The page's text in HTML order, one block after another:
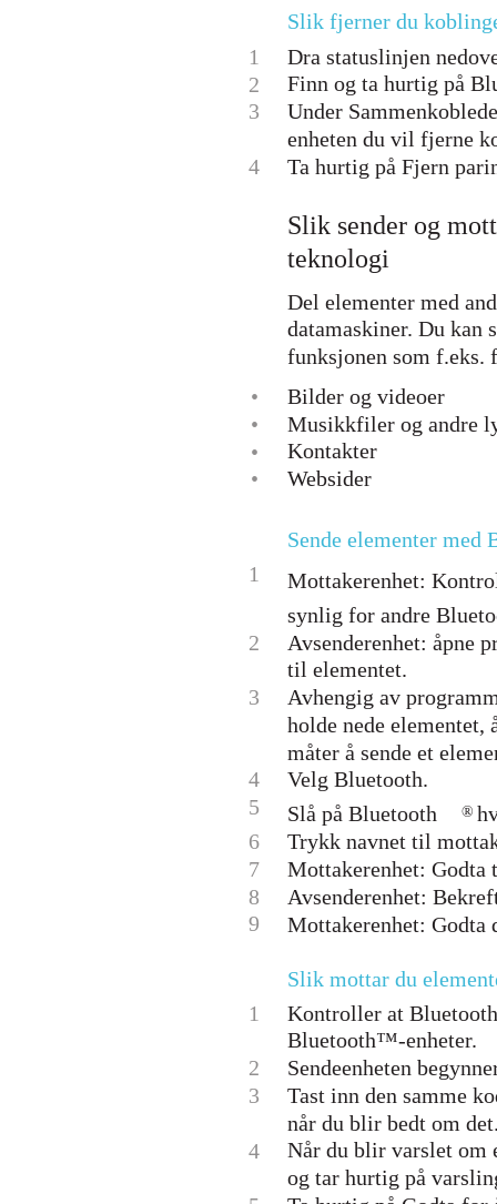
Slik fjerner du
1
Dra statuslinjen
2
Finn og ta hurtig på
3
Under
enheten du vil fjerne
4
Ta hurtig på Fjern
Slik sender og
teknologi
Del elementer med
datamaskiner. Du
funksjonen som f.eks.
•
Bilder og videoer
•
Musikkfiler og andre
•
Kontakter
•
Websider
Sende elementer med
1
Mottakerenhet:
synlig for andre
2
Avsenderenhet: åpne
til elementet.
3
Avhengig av
holde nede elementet,
måter å sende et
4
Velg Bluetooth.
5
Slå på Bluetooth ®
6
Trykk navnet til
7
Mottakerenhet:
8
Avsenderenhet:
9
Mottakerenhet: Godta
Slik mottar du
1
Kontroller at
Bluetooth™-enheter.
2
Sendeenheten
3
Tast inn den samme
når du blir bedt om
4
Når du blir varslet om
og tar hurtig på